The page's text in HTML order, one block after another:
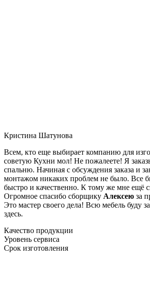
Кристина Шатунова
Всем, кто еще выбирает компанию для
советую Кухни мол! Не пожалеете! Я
спальню. Начиная с обсуждения заказа и
монтажом никаких проблем не было. Все
быстро и качественно. К тому же мне ещё
Огромное спасибо сборщику Алексею за
Это мастер своего дела! Всю мебель буду
здесь.
Качество продукции
Уровень сервиса
Срок изготовления